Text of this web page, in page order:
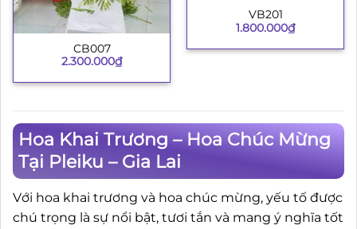
CB007
2.300.000₫
VB201
1.800.000₫
Hoa Khai Trương – Hoa Chúc Mừng
Tại Pleiku – Gia Lai
Với hoa khai trương và hoa chúc mừng, yếu tố được
chú trọng là sự nổi bật, tươi tắn và mang ý nghĩa tốt